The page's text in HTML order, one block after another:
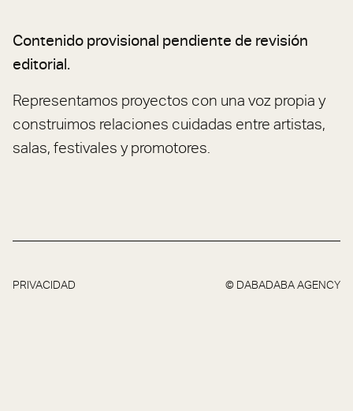
Contenido provisional pendiente de revisión
editorial.
Representamos proyectos con una voz propia y
construimos relaciones cuidadas entre artistas,
salas, festivales y promotores.
PRIVACIDAD © DABADABA AGENCY